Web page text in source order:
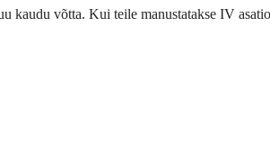
kaudu võtta. Kui teile manustatakse IV